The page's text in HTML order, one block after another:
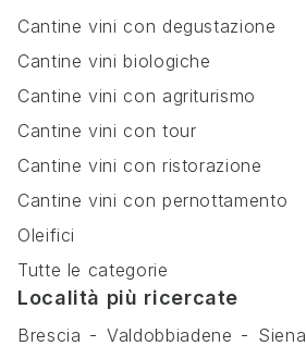
Cantine vini con degustazione
Cantine vini biologiche
Cantine vini con agriturismo
Cantine vini con tour
Cantine vini con ristorazione
Cantine vini con pernottamento
Oleifici
Tutte le categorie
Località più ricercate
Brescia Valdobbiadene Siena